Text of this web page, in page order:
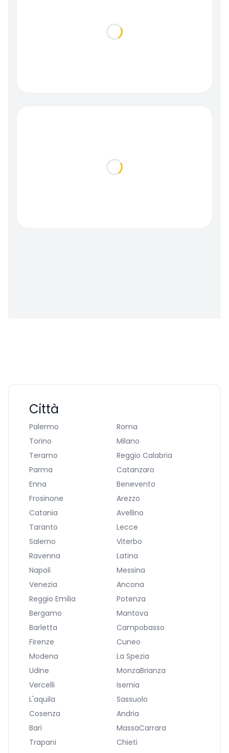
Loading...
Loading...
Città
Palermo
Roma
Torino
Milano
Teramo
Reggio Calabria
Parma
Catanzaro
Enna
Benevento
Frosinone
Arezzo
Catania
Avellino
Taranto
Lecce
Salerno
Viterbo
Ravenna
Latina
Napoli
Messina
Venezia
Ancona
Reggio Emilia
Potenza
Bergamo
Mantova
Barletta
Campobasso
Firenze
Cuneo
Modena
La Spezia
Udine
MonzaBrianza
Vercelli
Isernia
L'aquila
Sassuolo
Cosenza
Andria
Bari
MassaCarrara
Trapani
Chieti